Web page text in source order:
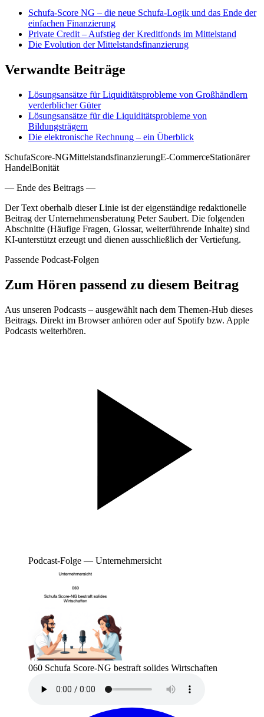
Schufa-Score NG – die neue Schufa-Logik und das Ende der
einfachen Finanzierung
Private Credit – Aufstieg der Kreditfonds im Mittelstand
Die Evolution der Mittelstandsfinanzierung
Verwandte Beiträge
Lösungsansätze für Liquiditätsprobleme von Großhändlern
verderblicher Güter
Lösungsansätze für die Liquiditätsprobleme von
Bildungsträgern
Die elektronische Rechnung – ein Überblick
SchufaScore-NGMittelstandsfinanzierungE-CommerceStationärer
HandelBonität
— Ende des Beitrags —
Der Text oberhalb dieser Linie ist der eigenständige redaktionelle
Beitrag der Unternehmensberatung Peter Saubert. Die folgenden
Abschnitte (Häufige Fragen, Glossar, weiterführende Inhalte) sind
KI-unterstützt erzeugt und dienen ausschließlich der Vertiefung.
Passende Podcast-Folgen
Zum Hören passend zu diesem Beitrag
Aus unseren Podcasts – ausgewählt nach dem Themen-Hub dieses
Beitrags. Direkt im Browser anhören oder auf Spotify bzw. Apple
Podcasts weiterhören.
Podcast-Folge — Unternehmersicht
060 Schufa Score-NG bestraft solides Wirtschaften